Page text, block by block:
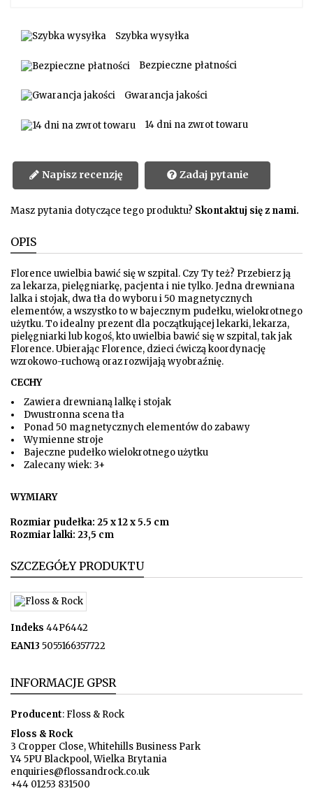
Szybka wysyłka
Bezpieczne płatności
Gwarancja jakości
14 dni na zwrot towaru
Napisz recenzję Zadaj pytanie
Masz pytania dotyczące tego produktu? Skontaktuj się z nami.
OPIS
Florence uwielbia bawić się w szpital. Czy Ty też? Przebierz ją
za lekarza, pielęgniarkę, pacjenta i nie tylko. Jedna drewniana
lalka i stojak, dwa tła do wyboru i 50 magnetycznych
elementów, a wszystko to w bajecznym pudełku, wielokrotnego
użytku. To idealny prezent dla początkującej lekarki, lekarza,
pielęgniarki lub kogoś, kto uwielbia bawić się w szpital, tak jak
Florence. Ubierając Florence, dzieci ćwiczą koordynację
wzrokowo-ruchową oraz rozwijają wyobraźnię.
CECHY
Zawiera drewnianą lalkę i stojak
Dwustronna scena tła
Ponad 50 magnetycznych elementów do zabawy
Wymienne stroje
Bajeczne pudełko wielokrotnego użytku
Zalecany wiek: 3+
WYMIARY
Rozmiar pudełka: 25 x 12 x 5.5 cm
Rozmiar lalki: 23,5 cm
SZCZEGÓŁY PRODUKTU
Indeks 44P6442
EAN13 5055166357722
INFORMACJE GPSR
Producent: Floss & Rock
Floss & Rock
3 Cropper Close, Whitehills Business Park
Y4 5PU Blackpool, Wielka Brytania
enquiries@flossandrock.co.uk
+44 01253 831500